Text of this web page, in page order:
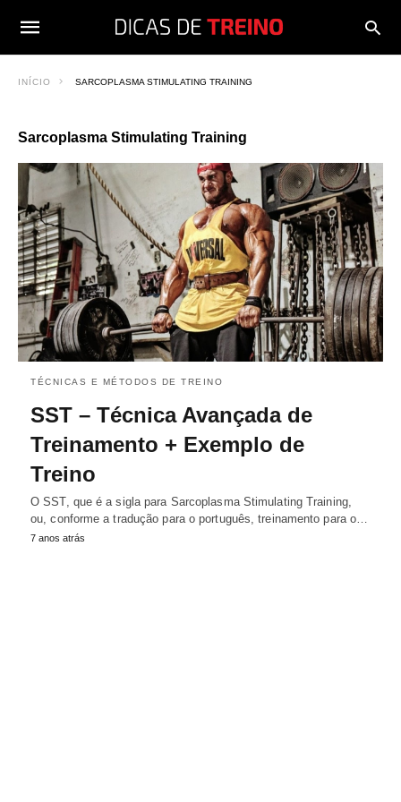
INÍCIO SARCOPLASMA STIMULATING TRAINING
Sarcoplasma Stimulating Training
TÉCNICAS E MÉTODOS DE TREINO
SST – Técnica Avançada de
Treinamento + Exemplo de
Treino
O SST, que é a sigla para Sarcoplasma Stimulating Training,
ou, conforme a tradução para o português, treinamento para o…
7 anos atrás